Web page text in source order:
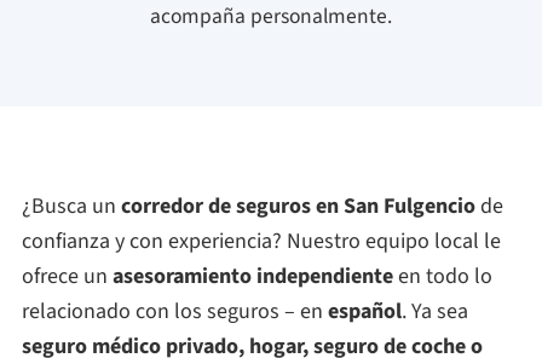
acompaña personalmente.
¿Busca un corredor de seguros en San Fulgencio de
confianza y con experiencia? Nuestro equipo local le
ofrece un asesoramiento independienteen todo lo
relacionado con los seguros – en español. Ya sea
seguro médico privado, hogar, seguro de coche o